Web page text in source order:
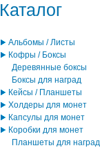
Каталог
Альбомы / Листы
Кофры / Боксы
Деревянные боксы
Боксы для наград
Кейсы / Планшеты
Холдеры для монет
Капсулы для монет
Коробки для монет
Планшеты для наград